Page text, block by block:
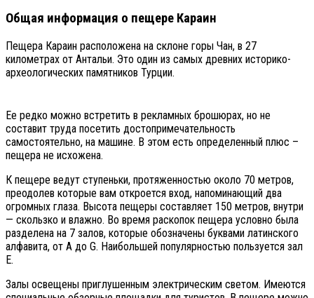
Общая информация о пещере Караин
Пещера Караин расположена на склоне горы Чан, в 27
километрах от Антальи. Это один из самых древних историко-
археологических памятников Турции.
Ее редко можно встретить в рекламных брошюрах, но не
составит труда посетить достопримечательность
самостоятельно, на машине. В этом есть определенный плюс –
пещера не исхожена.
К пещере ведут ступеньки, протяженностью около 70 метров,
преодолев которые вам откроется вход, напоминающий два
огромных глаза. Высота пещеры составляет 150 метров, внутри
— скользко и влажно. Во время раскопок пещера условно была
разделена на 7 залов, которые обозначены буквами латинского
алфавита, от А до G. Наибольшей популярностью пользуется зал
E.
Залы освещены приглушенным электрическим светом. Имеются